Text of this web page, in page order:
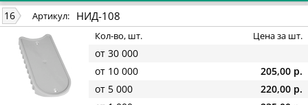
16 Артикул: НИД-108
Кол-во, шт. Цена за шт.
от 30 000
от 10 000
205,00 р.
от 5 000
220,00 р.